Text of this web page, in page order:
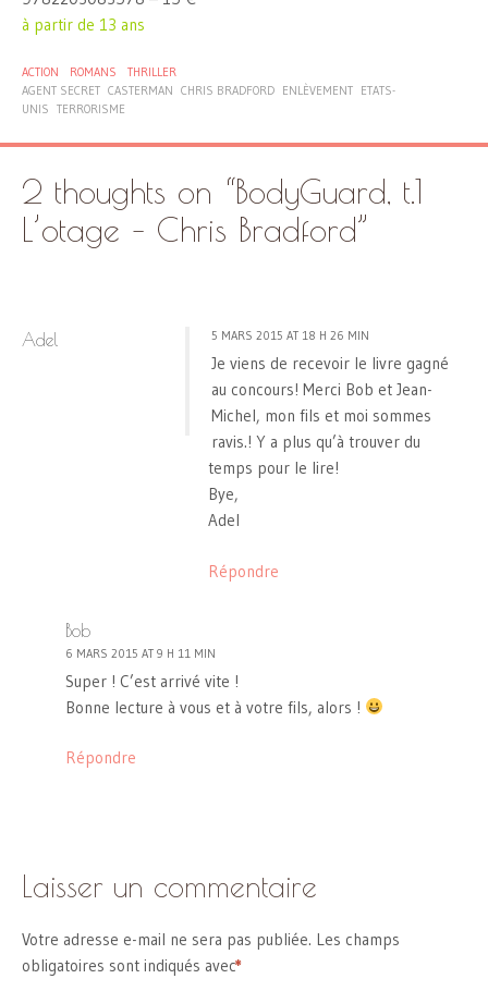
à partir de 13 ans
ACTION ROMANS
THRILLER
AGENT SECRET CASTERMAN CHRIS BRADFORD ENLÈVEMENT ETATS-
UNIS TERRORISME
2 thoughts on “BodyGuard, t.1
L’otage – Chris Bradford”
Adel 5 MARS 2015 AT 18 H 26 MIN
Je viens de recevoir le livre gagné
au concours! Merci Bob et Jean-
Michel, mon fils et moi sommes
ravis.! Y a plus qu’à trouver du
temps pour le lire!
Bye,
Adel
Répondre
Bob
6 MARS 2015 AT 9 H 11 MIN
Super ! C’est arrivé vite !
Bonne lecture à vous et à votre fils, alors !
Répondre
Laisser un commentaire
Votre adresse e-mail ne sera pas publiée. Les champs
obligatoires sont indiqués avec
*